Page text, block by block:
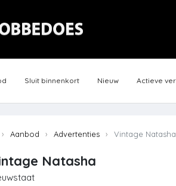
Sluit binnenkort Nieuw Actieve
Aanbod Advertenties Vintage Natasha
Natasha